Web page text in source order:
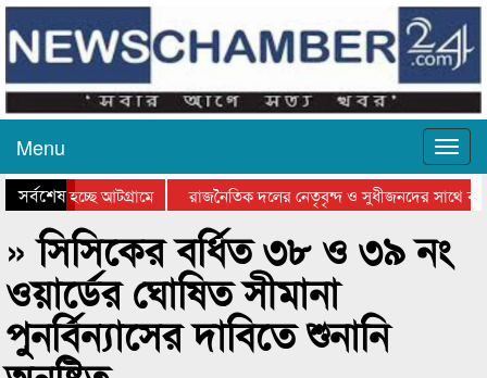
Menu
সর্বশেষহচ্ছে আটগ্রামে
রাজনৈতিক দলের নেতৃবৃন্দ ও সুধীজনদের সাথে
পুরস্কার বিতরণ সম্পন্ন
সিলেটে বাংলাদেশ গ্রুপ থিয়েটার ফেডারেশানের
» সিসিকের বর্ধিত ৩৮ ও ৩৯ নং
ওয়ার্ডের ঘোষিত সীমানা
পুনর্বিন্যাসের দাবিতে শুনানি